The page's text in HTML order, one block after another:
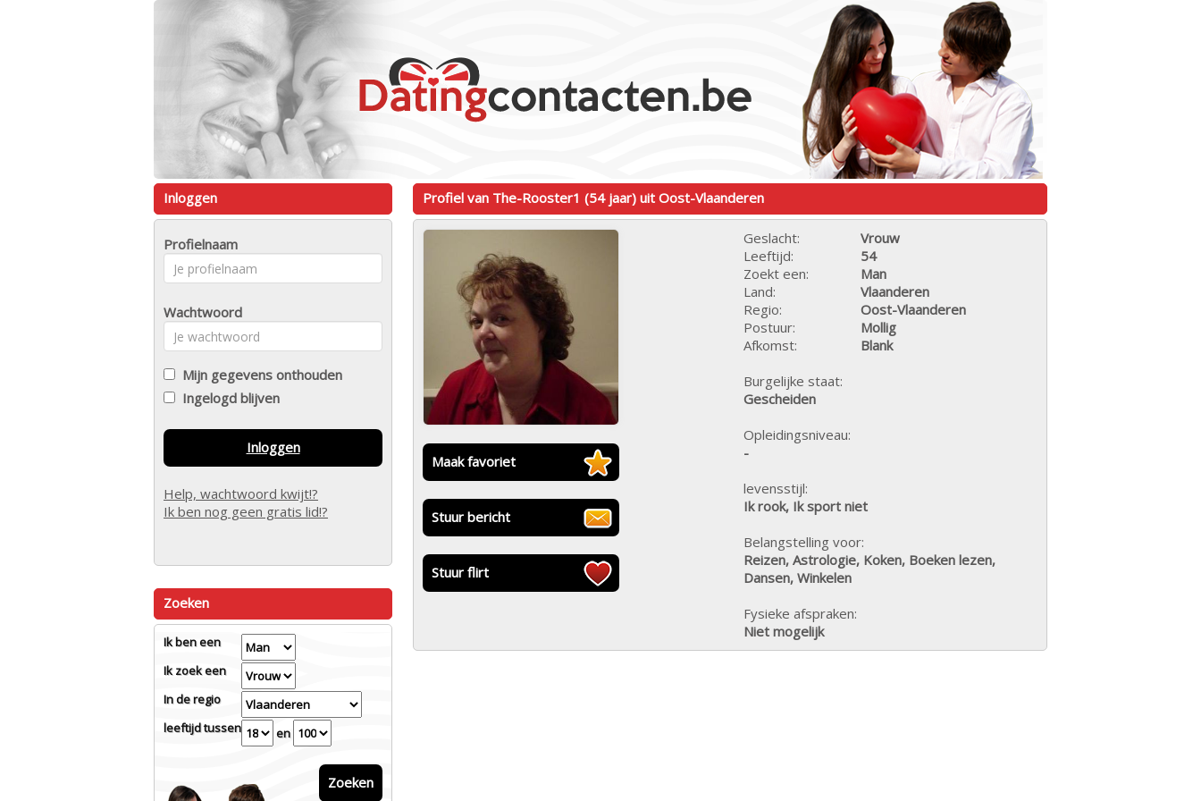
Profiel van The-Rooster1 (54 jaar) uit Oost-Vlaanderen
Maak favoriet
Stuur bericht
Stuur flirt
Geslacht:
Vrouw
Leeftijd:
54
Zoekt een:
Man
Land:
Vlaanderen
Regio:
Oost-Vlaanderen
Postuur:
Mollig
Afkomst:
Blank
Burgelijke staat:
Gescheiden
Opleidingsniveau:
-
levensstijl:
Ik rook, Ik sport niet
Belangstelling voor:
Reizen, Astrologie, Koken, Boeken lezen,
Dansen, Winkelen
Fysieke afspraken:
Niet mogelijk
Inloggen
Profielnaam
Wachtwoord
Mijn gegevens onthouden
Ingelogd blijven
Inloggen
Help, wachtwoord kwijt!?
Ik ben nog geen gratis lid!?
Zoeken
Ik ben een
Ik zoek een
In de regio
leeftijd tussen
en
Zoeken